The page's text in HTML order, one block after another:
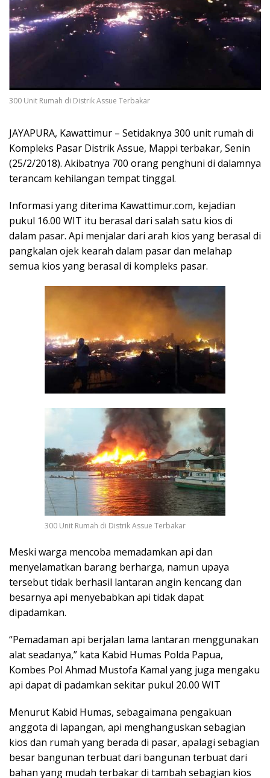
300 Unit Rumah di Distrik Assue Terbakar
JAYAPURA, Kawattimur – Setidaknya 300 unit rumah di
Kompleks Pasar Distrik Assue, Mappi terbakar, Senin
(25/2/2018). Akibatnya 700 orang penghuni di dalamnya
terancam kehilangan tempat tinggal.
Informasi yang diterima Kawattimur.com, kejadian
pukul 16.00 WIT itu berasal dari salah satu kios di
dalam pasar. Api menjalar dari arah kios yang berasal di
pangkalan ojek kearah dalam pasar dan melahap
semua kios yang berasal di kompleks pasar.
300 Unit Rumah di Distrik Assue Terbakar
Meski warga mencoba memadamkan api dan
menyelamatkan barang berharga, namun upaya
tersebut tidak berhasil lantaran angin kencang dan
besarnya api menyebabkan api tidak dapat
dipadamkan.
“Pemadaman api berjalan lama lantaran menggunakan
alat seadanya,” kata Kabid Humas Polda Papua,
Kombes Pol Ahmad Mustofa Kamal yang juga mengaku
api dapat di padamkan sekitar pukul 20.00 WIT
Menurut Kabid Humas, sebagaimana pengakuan
anggota di lapangan, api menghanguskan sebagian
kios dan rumah yang berada di pasar, apalagi sebagian
besar bangunan terbuat dari bangunan terbuat dari
bahan yang mudah terbakar di tambah sebagian kios